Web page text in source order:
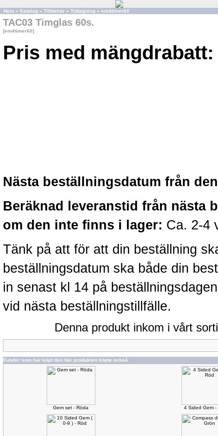
Hem » Katalog » Tillbehör » Tidtagning » em4timer60
TAC03 Timglas 60s.
[em4timer60]
Pris med mängdrabatt:
Nästa beställningsdatum från
Beräknad leveranstid från nästa
om den inte finns i lager: Ca. 2-4
Tänk på att för att din beställning
beställningsdatum ska både din
in senast kl 14 på
vid nästa beställningstillfälle.
Denna produkt inkom i vårt
Kunder som har köpt den här produkten köpte också
Gem set - Röda 4 Sided Gem -